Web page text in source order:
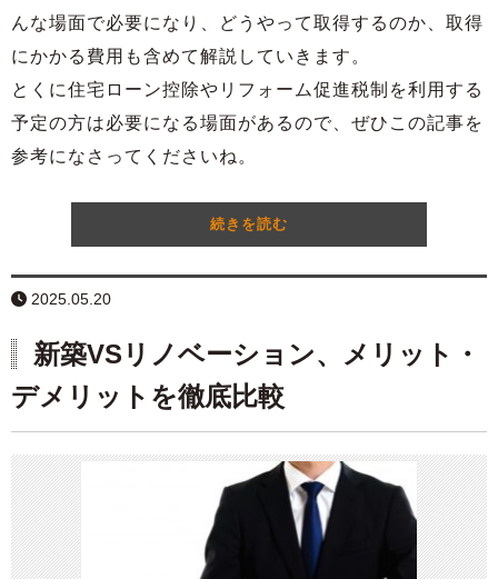
んな場面で必要になり、どうやって取得するのか、取得
にかかる費用も含めて解説していきます。
とくに住宅ローン控除やリフォーム促進税制を利用する
予定の方は必要になる場面があるので、ぜひこの記事を
参考になさってくださいね。
続きを読む
2025.05.20
新築VSリノベーション、メリット・
デメリットを徹底比較